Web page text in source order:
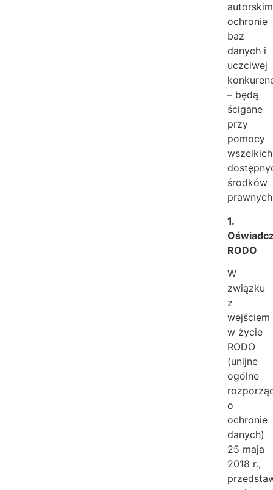
ochronie
baz
danych i
uczciwej
– będą
ścigane
przy
pomocy
wszelkich
środków
1.
RODO
W
związku
z
wejściem
w życie
RODO
(unijne
ogólne
o
ochronie
danych)
25 maja
2018 r.,